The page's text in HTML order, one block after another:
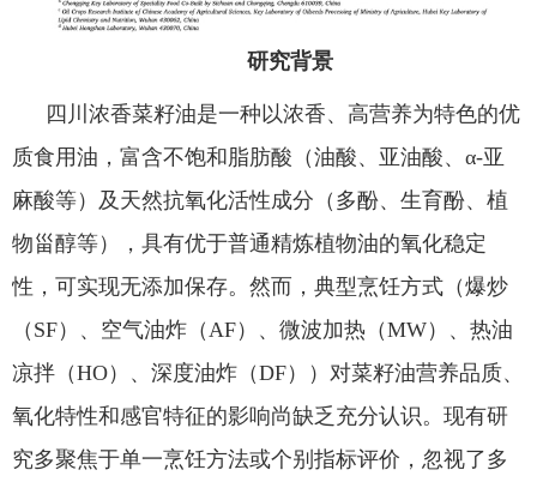
图书馆
EN
研究背景
四川浓香菜籽油是一种以浓香、高营养为特色的优
质食用油，富含不饱和脂肪酸（油酸、亚油酸、α‑亚
麻酸等）及天然抗氧化活性成分（多酚、生育酚、植
物甾醇等），具有优于普通精炼植物油的氧化稳定
性，可实现无添加保存。然而，典型烹饪方式（爆炒
（SF）、空气油炸（AF）、微波加热（MW）、热油
凉拌（HO）、深度油炸（DF））对菜籽油营养品质、
氧化特性和感官特征的影响尚缺乏充分认识。现有研
究多聚焦于单一烹饪方法或个别指标评价，忽视了多